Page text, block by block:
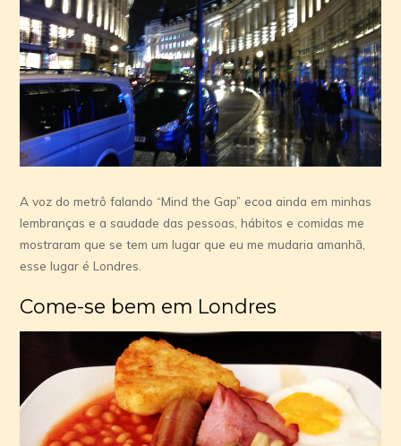
A voz do metrô falando “Mind the Gap” ecoa ainda em minhas
lembranças e a saudade das pessoas, hábitos e comidas me
mostraram que se tem um lugar que eu me mudaria amanhã,
esse lugar é Londres.
Come-se bem em Londres